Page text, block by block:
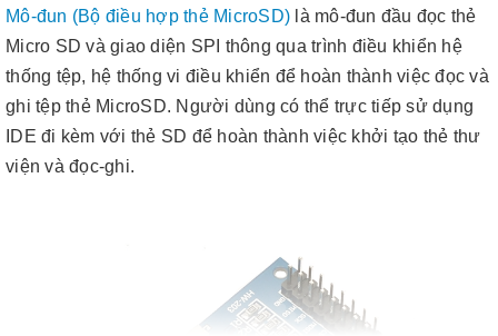
Mô-đun (Bộ điều hợp thẻ MicroSD) là mô-đun đầu đọc thẻ
Micro SD và giao diện SPI thông qua trình điều khiển hệ
thống tệp, hệ thống vi điều khiển để hoàn thành việc đọc và
ghi tệp thẻ MicroSD. Người dùng có thể trực tiếp sử dụng
IDE đi kèm với thẻ SD để hoàn thành việc khởi tạo thẻ thư
viện và đọc-ghi.